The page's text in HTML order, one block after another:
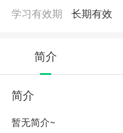
学习有效期 长期有效
简介
简介
暂无简介~